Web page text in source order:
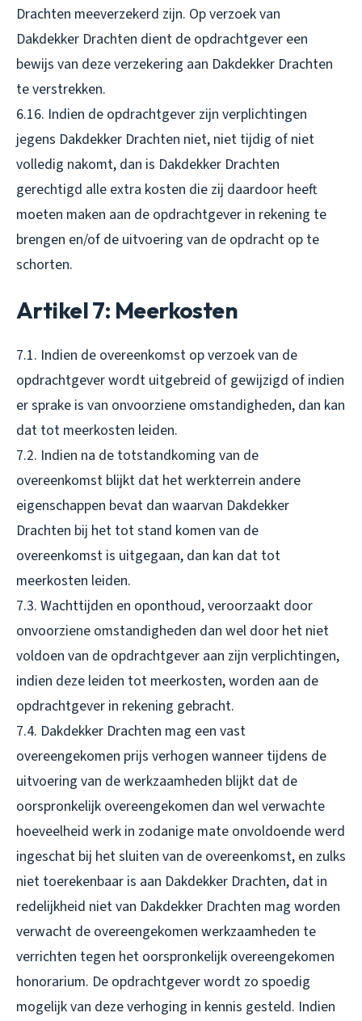
Drachten meeverzekerd zijn. Op verzoek van
Dakdekker Drachten dient de opdrachtgever een
bewijs van deze verzekering aan Dakdekker Drachten
te verstrekken.
6.16. Indien de opdrachtgever zijn verplichtingen
jegens Dakdekker Drachten niet, niet tijdig of niet
volledig nakomt, dan is Dakdekker Drachten
gerechtigd alle extra kosten die zij daardoor heeft
moeten maken aan de opdrachtgever in rekening te
brengen en/of de uitvoering van de opdracht op te
schorten.
Artikel 7: Meerkosten
7.1. Indien de overeenkomst op verzoek van de
opdrachtgever wordt uitgebreid of gewijzigd of indien
er sprake is van onvoorziene omstandigheden, dan kan
dat tot meerkosten leiden.
7.2. Indien na de totstandkoming van de
overeenkomst blijkt dat het werkterrein andere
eigenschappen bevat dan waarvan Dakdekker
Drachten bij het tot stand komen van de
overeenkomst is uitgegaan, dan kan dat tot
meerkosten leiden.
7.3. Wachttijden en oponthoud, veroorzaakt door
onvoorziene omstandigheden dan wel door het niet
voldoen van de opdrachtgever aan zijn verplichtingen,
indien deze leiden tot meerkosten, worden aan de
opdrachtgever in rekening gebracht.
7.4. Dakdekker Drachten mag een vast
overeengekomen prijs verhogen wanneer tijdens de
uitvoering van de werkzaamheden blijkt dat de
oorspronkelijk overeengekomen dan wel verwachte
hoeveelheid werk in zodanige mate onvoldoende werd
ingeschat bij het sluiten van de overeenkomst, en zulks
niet toerekenbaar is aan Dakdekker Drachten, dat in
redelijkheid niet van Dakdekker Drachten mag worden
verwacht de overeengekomen werkzaamheden te
verrichten tegen het oorspronkelijk overeengekomen
honorarium. De opdrachtgever wordt zo spoedig
mogelijk van deze verhoging in kennis gesteld. Indien